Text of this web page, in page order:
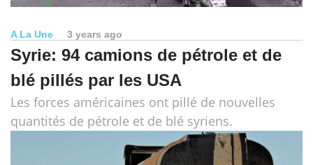
A La Une 3 years ago
Syrie: 94 camions de pétrole et de
blé pillés par les USA
Les forces américaines ont pillé de nouvelles
quantités de pétrole et de blé syriens.